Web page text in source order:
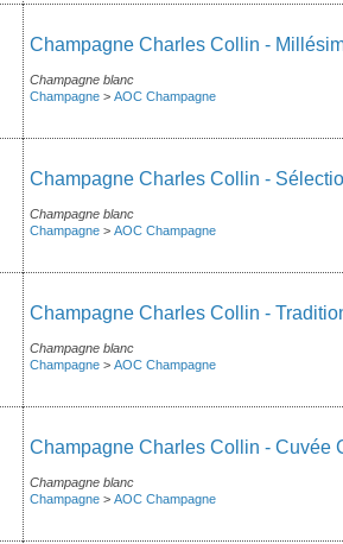
Champagne Charles Collin -
Champagne blanc
Champagne > AOC Champagne
Champagne Charles Collin -
Champagne blanc
Champagne > AOC Champagne
Champagne Charles Collin -
Champagne blanc
Champagne > AOC Champagne
Champagne Charles Collin - Cuvée
Champagne blanc
Champagne > AOC Champagne